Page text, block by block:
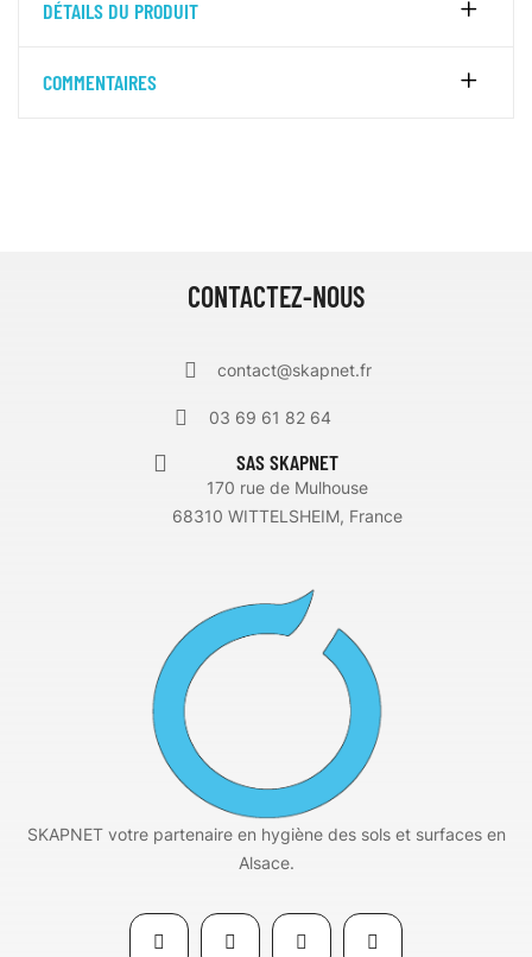
DÉTAILS DU PRODUIT
COMMENTAIRES
CONTACTEZ-NOUS
contact@skapnet.fr
03 69 61 82 64
SAS SKAPNET
170 rue de Mulhouse
68310 WITTELSHEIM, France
SKAPNET votre partenaire en hygiène des sols et surfaces en
Alsace.